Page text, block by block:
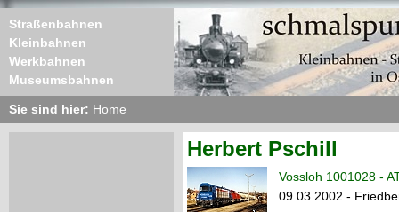
Straßenbahnen
Kleinbahnen
Werkbahnen
Museumsbahnen
Sie sind hier: Home
Herbert Pschill
Vossloh 1001028 -
09.03.2002 -